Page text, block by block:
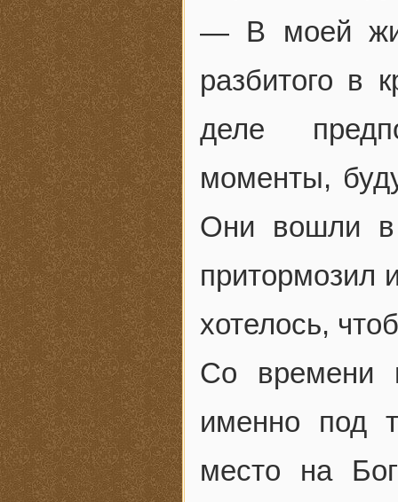
— В моей
разбитого в
деле
моменты,
Они вошли в
притормозил
хотелось,
Со времени
именно под
место на